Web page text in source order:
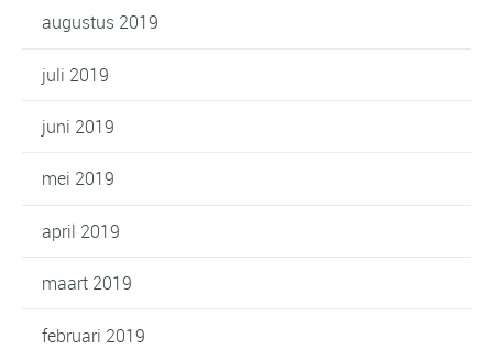
augustus 2019
juli 2019
juni 2019
mei 2019
april 2019
maart 2019
februari 2019